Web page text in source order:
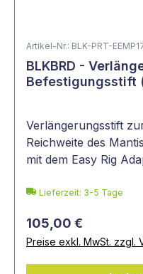
Artikel-Nr.: BLK-PRT-
BLKBRD -
Befestigungsstift
Verlängerungsstift
Reichweite des
mit dem Easy Rig
Lieferzeit: 3-5 Tage
105,00 €
Preise exkl. MwSt. zzgl.